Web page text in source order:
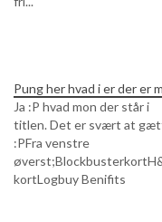
Pung her hvad i er der er
Ja :P hvad mon der står i
titlen. Det er svært at
:PFra venstre
kortLogbuy Benifits